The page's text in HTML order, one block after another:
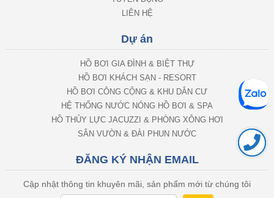
TUYỂN DỤNG
LIÊN HỆ
Dự án
HỒ BƠI GIA ĐÌNH & BIỆT THỰ
HỒ BƠI KHÁCH SẠN - RESORT
HỒ BƠI CÔNG CỘNG & KHU DÂN CƯ
HỆ THỐNG NƯỚC NÓNG HỒ BƠI & SPA
HỒ THỦY LỰC JACUZZI & PHÒNG XÔNG HƠI
ĐĂNG KÝ NHẬN EMAIL
Cập nhật thông tin khuyên mãi, sản phẩm mới từ chúng tôi